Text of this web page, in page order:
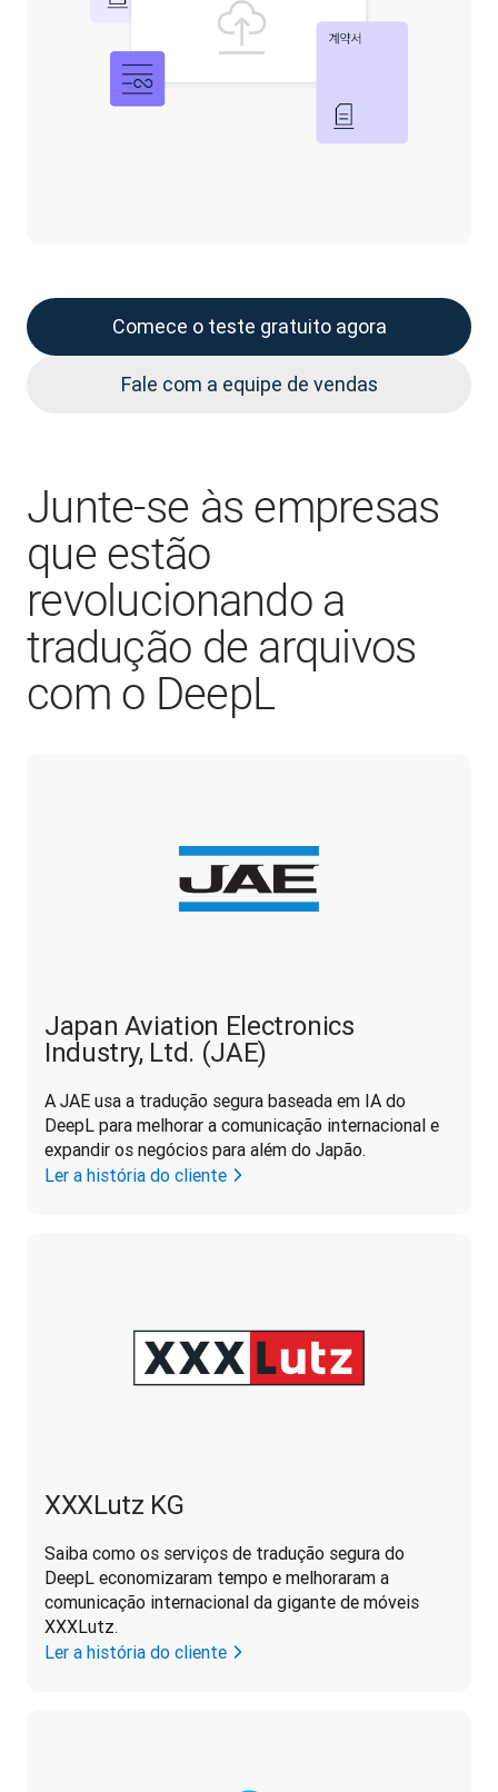
Comece o teste gratuito agora
Fale com a equipe de vendas
Junte-se às empresas
que estão
revolucionando a
tradução de arquivos
com o DeepL
Japan Aviation Electronics
Industry, Ltd. (JAE)
A JAE usa a tradução segura baseada em IA do
DeepL para melhorar a comunicação internacional e
expandir os negócios para além do Japão.
Ler a história do cliente
XXXLutz KG
Saiba como os serviços de tradução segura do
DeepL economizaram tempo e melhoraram a
comunicação internacional da gigante de móveis
XXXLutz.
Ler a história do cliente